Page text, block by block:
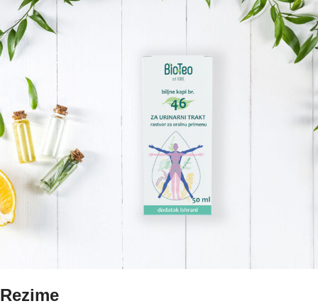
Rezime